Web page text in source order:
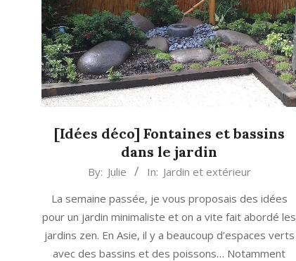
[Idées déco] Fontaines et bassins
dans le jardin
26
By: Julie In: Jardin et extérieur
La semaine passée, je vous proposais des idées
pour un jardin minimaliste et on a vite fait abordé les
jardins zen. En Asie, il y a beaucoup d’espaces verts
avec des bassins et des poissons… Notamment